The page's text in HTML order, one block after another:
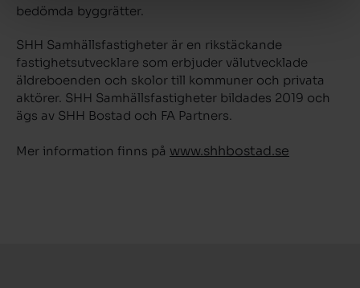
bedömda byggrätter.
SHH Samhällsfastigheter är en rikstäckande
fastighetsutvecklare som erbjuder välutvecklade
äldreboenden och skolor till kommuner och privata
aktörer. SHH Samhällsfastigheter bildades 2019 och
ägs av SHH Bostad och FA Partners.
Mer information finns på www.shhbostad.se